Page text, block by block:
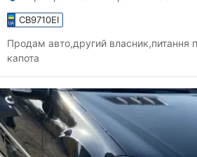
CB9710EI
Продам авто,другий власник,питання по телефону,торг у
капота